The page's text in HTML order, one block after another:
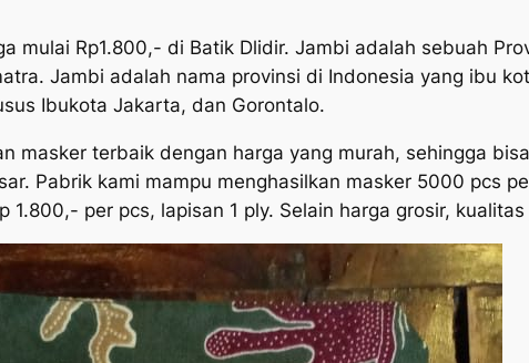
mulai Rp1.800,- di Batik Dlidir. Jambi adalah sebuah
Jambi adalah nama provinsi di Indonesia yang ibu
Ibukota Jakarta, dan Gorontalo.
masker terbaik dengan harga yang murah, sehingga
Pabrik kami mampu menghasilkan masker 5000 pcs
1.800,- per pcs, lapisan 1 ply. Selain harga grosir,